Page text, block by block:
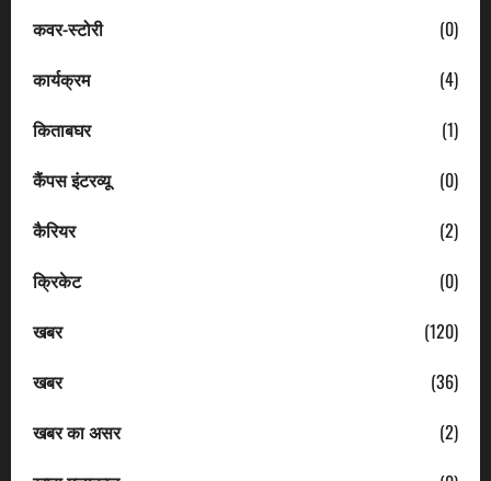
कवर-स्टोरी
(0)
कार्यक्रम
(4)
किताबघर
(1)
कैंपस इंटरव्यू
(0)
कैरियर
(2)
क्रिकेट
(0)
खबर
(120)
खबर
(36)
खबर का असर
(2)